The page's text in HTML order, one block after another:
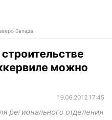
Запада
можно
19.06.2012 17:45
регионального отделения